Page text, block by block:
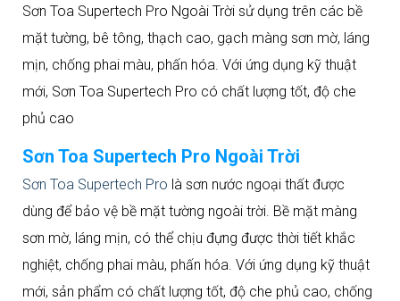
Sơn Toa Supertech Pro Ngoài Trời sử dụng trên các bề
mặt tường, bê tông, thạch cao, gạch màng sơn mờ, láng
mịn, chống phai màu, phấn hóa. Với ứng dụng kỹ thuật
mới, Sơn Toa Supertech Pro có chất lượng tốt, độ che
phủ cao
Sơn Toa Supertech Pro Ngoài Trời
Sơn Toa Supertech Pro là sơn nước ngoại thất được
dùng để bảo vệ bề mặt tường ngoài trời. Bề mặt màng
sơn mờ, láng mịn, có thể chịu đựng được thời tiết khắc
nghiệt, chống phai màu, phấn hóa. Với ứng dụng kỹ thuật
mới, sản phẩm có chất lượng tốt, độ che phủ cao, chống